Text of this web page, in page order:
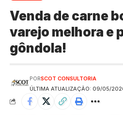
Venda de carne
varejo melhora e
gôndola!
ÚLTIMA ATUALIZAÇÃO: 09/05/
PORSCOT CONSULTORIA